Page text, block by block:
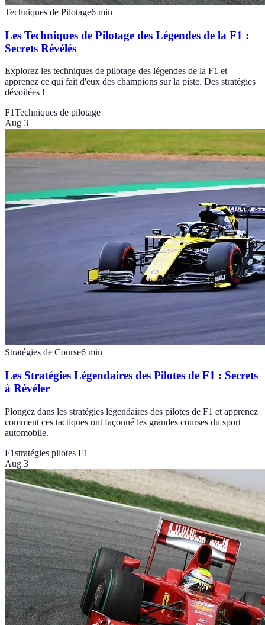
Techniques de Pilotage6 min
Les Techniques de Pilotage des Légendes de la F1 :
Secrets Révélés
Explorez les techniques de pilotage des légendes de la F1 et
apprenez ce qui fait d'eux des champions sur la piste. Des stratégies
dévoilées !
F1Techniques de pilotage
Aug 3
Stratégies de Course6 min
Les Stratégies Légendaires des Pilotes de F1 : Secrets
à Révéler
Plongez dans les stratégies légendaires des pilotes de F1 et apprenez
comment ces tactiques ont façonné les grandes courses du sport
automobile.
F1stratégies pilotes F1
Aug 3